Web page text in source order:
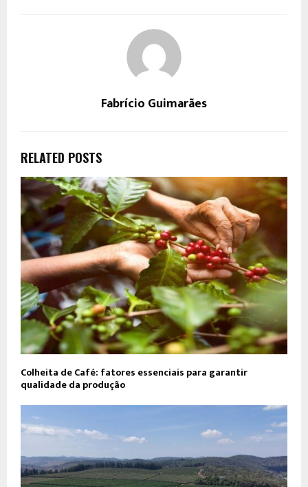
Fabrício Guimarães
RELATED POSTS
Colheita de Café: fatores essenciais para garantir
qualidade da produção